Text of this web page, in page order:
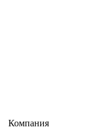
Компания